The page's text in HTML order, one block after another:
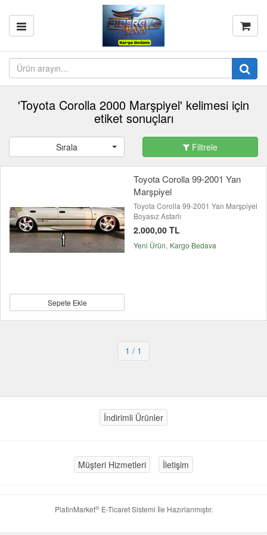
'Toyota Corolla 2000 Marşpiyel' kelimesi için
etiket sonuçları
Sırala Filtrele
Sepete Ekle
Toyota Corolla 99-2001 Yan
Marşpiyel
Toyota Corolla 99-2001 Yan Marşpiyel
Boyasız Astarlı
2.000,00 TL
Yeni Ürün Kargo Bedava
1 / 1
İndirimli Ürünler
Müşteri Hizmetleri İletişim
PlatinMarket®E-Ticaret Sistemi İle Hazırlanmıştır.